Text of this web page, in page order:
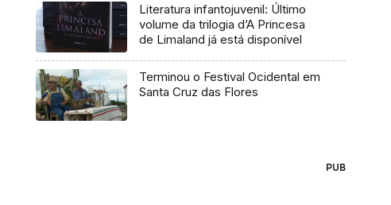
Literatura infantojuvenil: Último
volume da trilogia d’A Princesa
de Limaland já está disponível
Terminou o Festival Ocidental em
Santa Cruz das Flores
PUB